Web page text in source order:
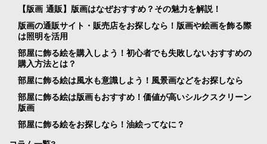
【版画 通販】版画はなぜおすすめ？その魅力を解説！
版画の通販サイト・販売店をお探しなら！版画や絵画を飾る際
は照明を活用
部屋に飾る絵を購入しよう！初心者でも失敗しないおすすめの
購入方法とは？
部屋に飾る絵は風水も意識しよう！風景画などをお探しなら
部屋に飾る絵は版画もおすすめ！価値が高いシルクスクリーン
版画
部屋に飾る絵をお探しなら！油絵ってなに？